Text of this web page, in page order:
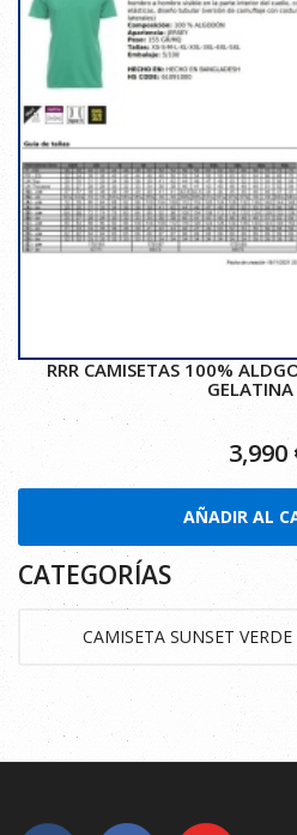
RRR CAMISETAS 100%
3,990
AÑADIR AL
CATEGORÍAS